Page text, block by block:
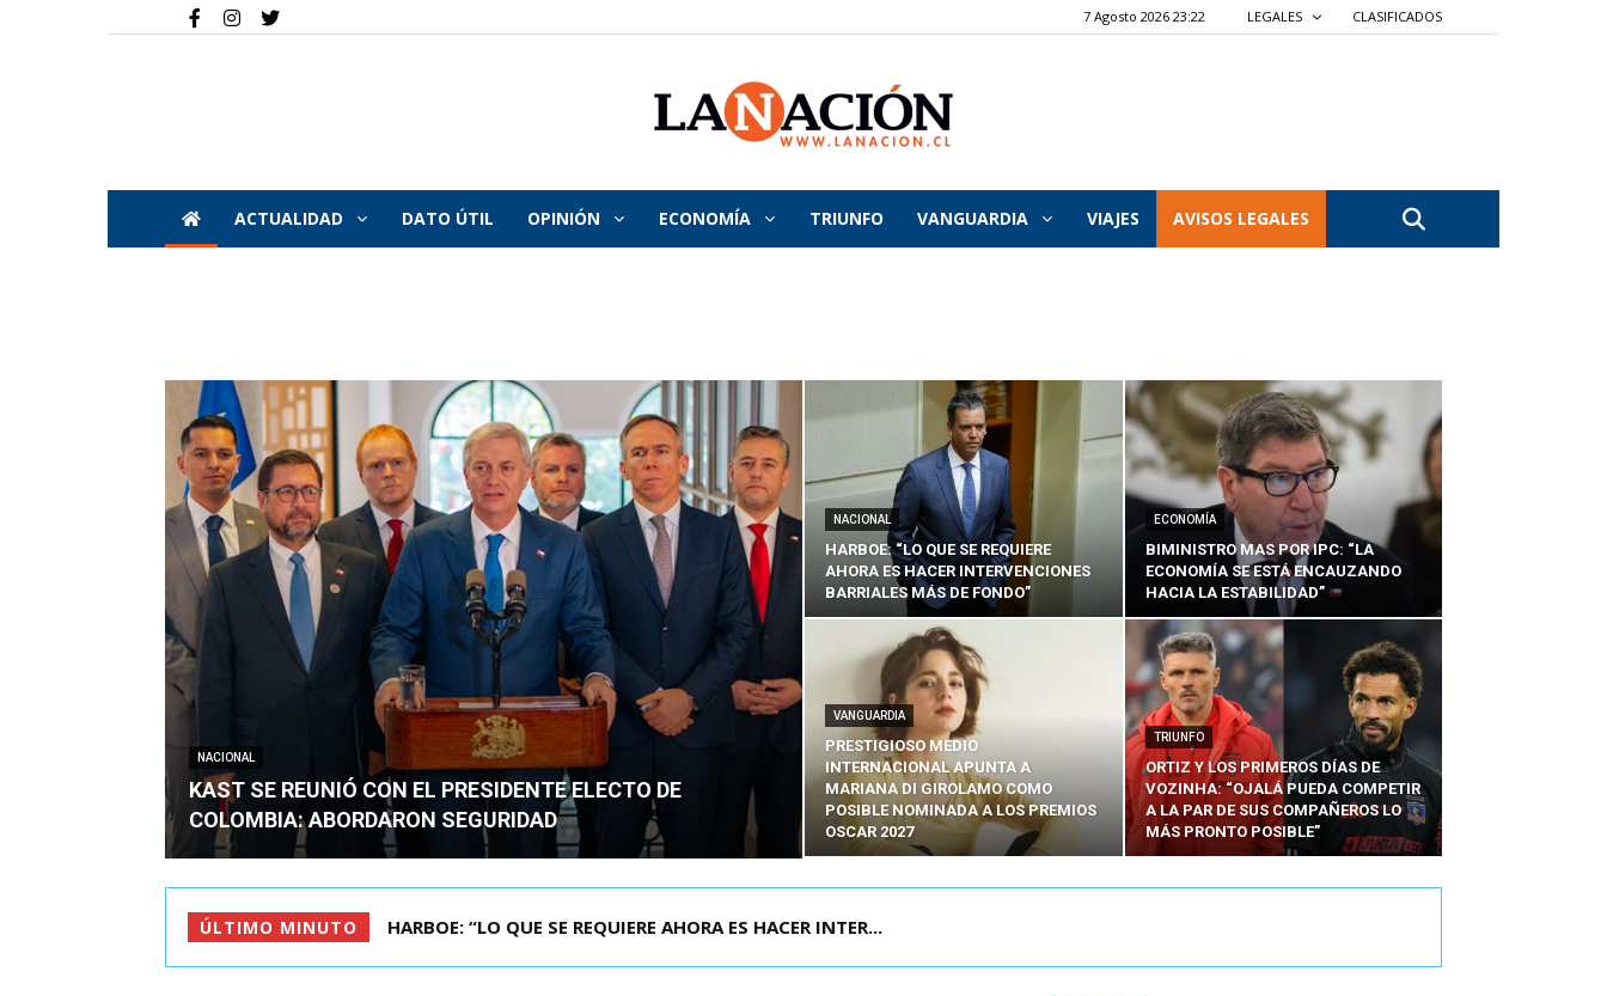
7 Agosto 2026 23:22 LEGALES CLASIFICADOS
La
Nación
ACTUALIDAD DATO ÚTIL OPINIÓN ECONOMÍA TRIUNFO VANGUARDIA VIAJES AVISOS LEGALES
NACIONAL
KAST SE REUNIÓ CON EL PRESIDENTE ELECTO DE
COLOMBIA: ABORDARON SEGURIDAD
NACIONAL
HARBOE: “LO QUE SE REQUIERE
AHORA ES HACER INTERVENCIONES
BARRIALES MÁS DE FONDO”
ECONOMÍA
BIMINISTRO MAS POR IPC: “LA
ECONOMÍA SE ESTÁ ENCAUZANDO
HACIA LA ESTABILIDAD”
VANGUARDIA
PRESTIGIOSO MEDIO
INTERNACIONAL APUNTA A
MARIANA DI GIROLAMO COMO
POSIBLE NOMINADA A LOS PREMIOS
OSCAR 2027
TRIUNFO
ORTIZ Y LOS PRIMEROS DÍAS DE
VOZINHA: “OJALÁ PUEDA COMPETIR
A LA PAR DE SUS COMPAÑEROS LO
MÁS PRONTO POSIBLE”
ÚLTIMO MINUTO BIMINISTRO MAS POR IPC: “LA ECONOMÍA SE ESTÁ ENC...